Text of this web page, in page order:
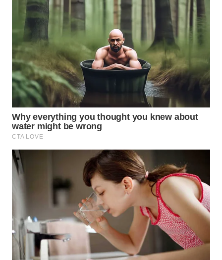
WN
MALUKU
WN
MALUT
WN
DAIRI
WN
DANAU
TOBA
WN
LANGKAT
WN
TAPANULI